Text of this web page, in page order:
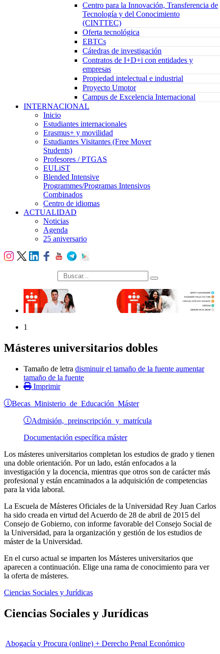
Centro para la Innovación, Transferencia de
Tecnología y del Conocimiento
(CINTTEC)
Oferta tecnológica
EBTCs
Cátedras de investigación
Contratos de I+D+i con entidades y
empresas
Propiedad intelectual e industrial
Proyecto Umotor
Campus de Excelencia Internacional
INTERNACIONAL
Inicio
Estudiantes internacionales
Erasmus+ y movilidad
Estudiantes Visitantes (Free Mover
Students)
Profesores / PTGAS
EULiST
Blended Intensive
Programmes/Programas Intensivos
Combinados
Centro de idiomas
ACTUALIDAD
Noticias
Agenda
25 aniversario
búsqueda
1
Másteres universitarios dobles
Tamaño de letra disminuir el tamaño de la fuente aumentar
tamaño de la fuente
Imprimir
Becas Ministerio de Educación Máster
Admisión, preinscripción y matrícula
Documentación específica máster
Los másteres universitarios completan los estudios de grado y tienen
una doble orientación. Por un lado, están enfocados a la
investigación y la docencia, mientras que otros son de carácter más
profesional y están encaminados a la adquisición de competencias
para la vida laboral.
La Escuela de Másteres Oficiales de la Universidad Rey Juan Carlos
ha sido creada en virtud del Acuerdo de 28 de abril de 2015 del
Consejo de Gobierno, con informe favorable del Consejo Social de
la Universidad, para la organización y gestión de los estudios de
máster de la Universidad.
En el curso actual se imparten los Másteres universitarios que
aparecen a continuación. Elige una rama de conocimiento para ver
la oferta de másteres.
Ciencias Sociales y Jurídicas
Ciencias Sociales y Jurídicas
Abogacía y Procura (online) + Derecho Penal Económico